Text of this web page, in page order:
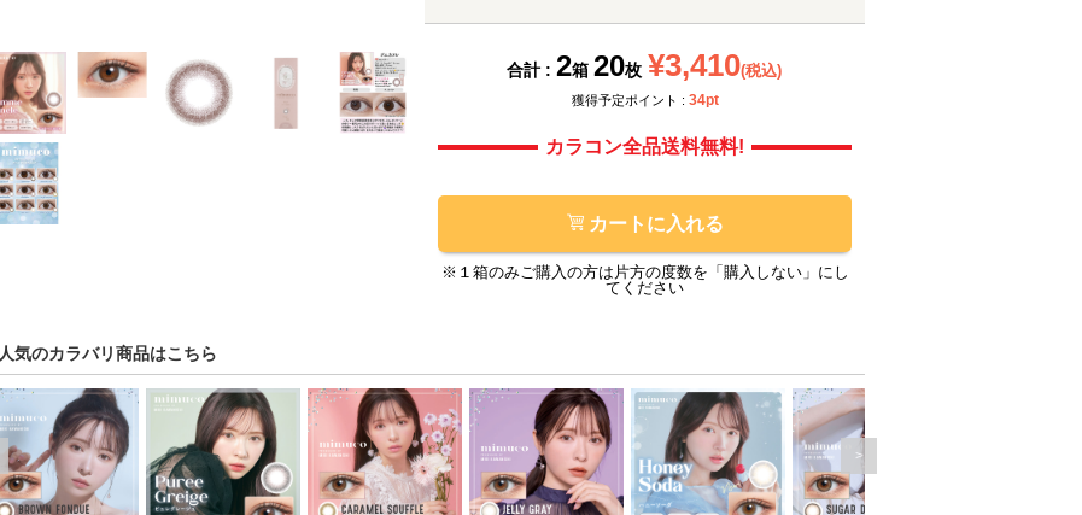
合計 : 2箱 20枚 ¥3,410(税込)
獲得予定ポイント : 34pt
カラコン全品送料無料!
カートに入れる
※１箱のみご購入の方は片方の度数を「購入しない」にし
てください
人気のカラバリ商品はこちら
>